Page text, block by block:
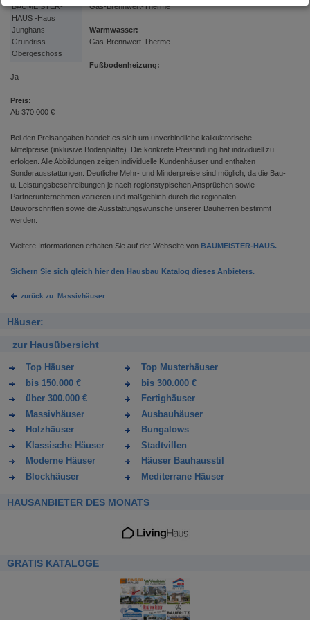
BAUMEISTER-
HAUS -Haus
Junghans -
Grundriss
Obergeschoss
Gas-Brennwert-Therme
Warmwasser:
Gas-Brennwert-Therme
Fußbodenheizung:
Ja
Preis:
Ab 370.000 €
Bei den Preisangaben handelt es sich um unverbindliche kalkulatorische
Mittelpreise (inklusive Bodenplatte). Die konkrete Preisfindung hat individuell zu
erfolgen. Alle Abbildungen zeigen individuelle Kundenhäuser und enthalten
Sonderausstattungen. Deutliche Mehr- und Minderpreise sind möglich, da die Bau-
u. Leistungsbeschreibungen je nach regionstypischen Ansprüchen sowie
Partnerunternehmen variieren und maßgeblich durch die regionalen
Bauvorschriften sowie die Ausstattungswünsche unserer Bauherren bestimmt
werden.
Weitere Informationen erhalten Sie auf der Webseite von BAUMEISTER-HAUS.
Sichern Sie sich gleich hier den Hausbau Katalog dieses Anbieters.
zurück zu: Massivhäuser
Häuser:
zur Hausübersicht
Top Häuser
Top Musterhäuser
bis 150.000 €
bis 300.000 €
über 300.000 €
Fertighäuser
Massivhäuser
Ausbauhäuser
Holzhäuser
Bungalows
Klassische Häuser
Stadtvillen
Moderne Häuser
Häuser Bauhausstil
Blockhäuser
Mediterrane Häuser
HAUSANBIETER DES MONATS
GRATIS KATALOGE